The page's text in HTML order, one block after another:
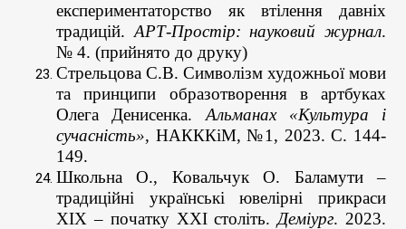
експериментаторство як втілення давніх
традицій. АРТ-Простір: науковий журнал.
№ 4. (прийнято до друку)
Стрельцова С.В. Символізм художньої мови
та принципи образотворення в артбуках
Олега Денисенка. Альманах «Культура і
сучасність», НАКККіМ, №1, 2023. С. 144-
149.
Школьна О., Ковальчук О. Баламути –
традиційні українські ювелірні прикраси
ХІХ – початку ХХІ століть. Деміург. 2023.